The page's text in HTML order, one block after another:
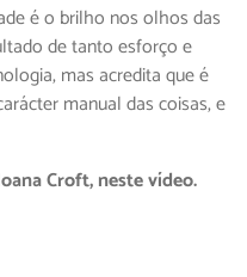
é o brilho nos olhos das
de tanto esforço e
mas acredita que é
manual das coisas, e
Croft, neste vídeo.